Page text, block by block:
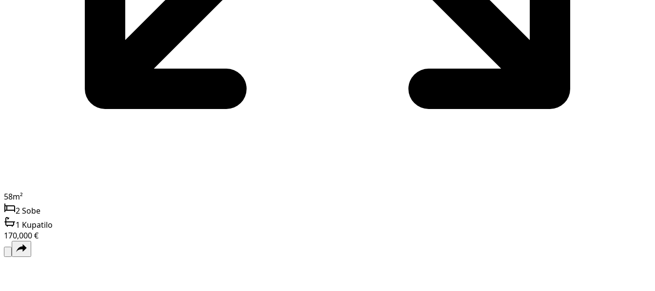
58m²
2 Sobe
1
Kupatilo
170,000 €